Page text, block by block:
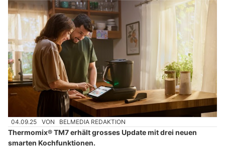
04.09.25 VON BELMEDIA REDAKTION
Thermomix® TM7 erhält grosses Update mit drei neuen
smarten Kochfunktionen.